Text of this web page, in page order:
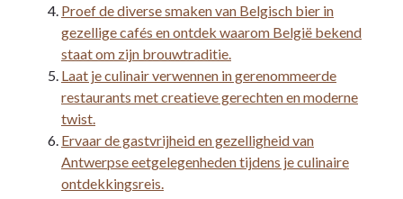
Proef de diverse smaken van Belgisch bier in
gezellige cafés en ontdek waarom België bekend
staat om zijn brouwtraditie.
Laat je culinair verwennen in gerenommeerde
restaurants met creatieve gerechten en moderne
twist.
Ervaar de gastvrijheid en gezelligheid van
Antwerpse eetgelegenheden tijdens je culinaire
ontdekkingsreis.